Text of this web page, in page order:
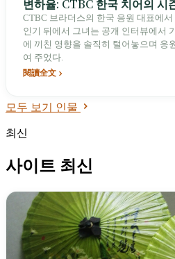
변하율: CTBC 한국 치어의 시
CTBC 브라더스의 한국 응원 대표에
인기 뒤에서 그녀는 공개 인터뷰에서
에 끼친 영향을 솔직히 털어놓으며 응
여 주었다.
閱讀全文
모두 보기 인물
최신
사이트 최신